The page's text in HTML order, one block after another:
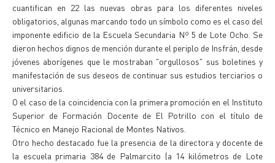
cuantifican en 22 las nuevas obras para los diferentes niveles
obligatorios, algunas marcando todo un símbolo como es el caso del
imponente edificio de la Escuela Secundaria Nº 5 de Lote Ocho. Se
dieron hechos dignos de mención durante el periplo de Insfrán, desde
jóvenes aborígenes que le mostraban "orgullosos" sus boletines y
manifestación de sus deseos de continuar sus estudios terciarios o
universitarios.
O el caso de la coincidencia con la primera promoción en el Instituto
Superior de Formación Docente de El Potrillo con el título de
Técnico en Manejo Racional de Montes Nativos.
Otro hecho destacado fue la presencia de la directora y docente de
la escuela primaria 384 de Palmarcito (a 14 kilómetros de Lote